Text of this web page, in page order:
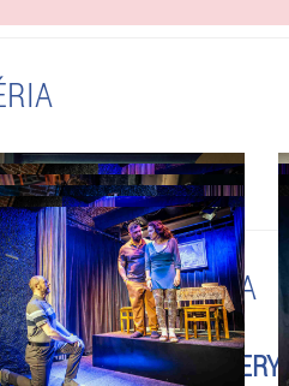
A UPOZORNENIA
- ROZKVITLI